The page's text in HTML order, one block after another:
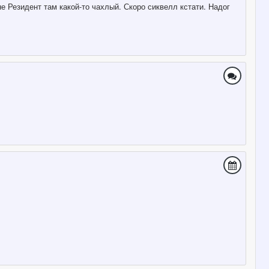
там какой-то чахлый. Скоро сиквелл кстати. Надог